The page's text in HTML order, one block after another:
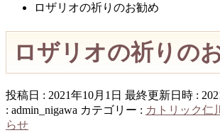
ロザリオの祈りのお勧め
ロザリオの祈りの
投稿日 : 2021年10月1日 最終更新日時 :
: admin_nigawa カテゴリー : カトリック仁
らせ